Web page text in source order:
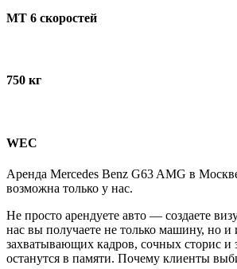
МT 6 скоростей
750 кг
WEC
Аренда Mercedes Benz G63 AMG в
возможна только у нас.
Не просто арендуете авто — создаете
нас вы получаете не только машину, но и
захватывающих кадров, сочных сторис и
останутся в памяти. Почему клиенты